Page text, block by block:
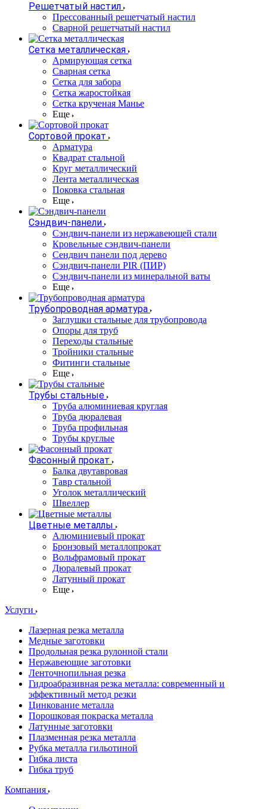
Решетчатый настил
Прессованный решетчатый настил
Сварной решетчатый настил
Сетка металлическая
Армирующая сетка
Сварная сетка
Сетка для забора
Сетка жаростойкая
Сетка крученая Манье
Еще
Сортовой прокат
Арматура
Квадрат стальной
Круг металлический
Лента металлическая
Поковка стальная
Еще
Сэндвич-панели
Cэндвич-панели из нержавеющей стали
Кровельные сэндвич-панели
Сендвич панели под дерево
Сэндвич-панели PIR (ПИР)
Сэндвич-панели из минеральной ваты
Еще
Трубопроводная арматура
Заглушки стальные для трубопровода
Опоры для труб
Переходы стальные
Тройники стальные
Фитинги стальные
Еще
Трубы стальные
Труба алюминиевая круглая
Труба дюралевая
Труба профильная
Трубы круглые
Фасонный прокат
Балка двутавровая
Тавр стальной
Уголок металлический
Швеллер
Цветные металлы
Алюминиевый прокат
Бронзовый металлопрокат
Вольфрамовый прокат
Дюралевый прокат
Латунный прокат
Еще
Услуги
Лазерная резка металла
Медные заготовки
Продольная резка рулонной стали
Нержавеющие заготовки
Ленточнопильная резка
Гидроабразивная резка металла: современный и
эффективный метод резки
Цинкование металла
Порошковая покраска металла
Латунные заготовки
Плазменная резка металла
Рубка металла гильотиной
Гибка листа
Гибка труб
Компания